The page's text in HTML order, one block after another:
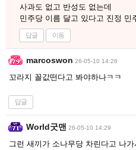
사과도 없고 반성도 없는데
민주당 이름 달고 있다고 진정 민
답글 이동
marcoswon 26-05-10 14:26
꼬라지 꼴값떤다고 봐야하나ㅋㅋ
답글
World굿맨 26-05-10 14:29
그런 새끼가 소나무당 차린다고 나